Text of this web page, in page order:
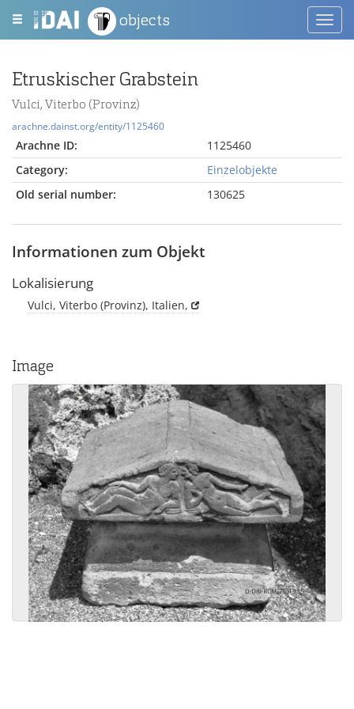
objects
Etruskischer Grabstein
Vulci, Viterbo (Provinz)
arachne.dainst.org/entity/1125460
Arachne ID:
1125460
Category:
Einzelobjekte
Old serial number:
130625
Informationen zum Objekt
Lokalisierung
Vulci, Viterbo (Provinz), Italien,
Image